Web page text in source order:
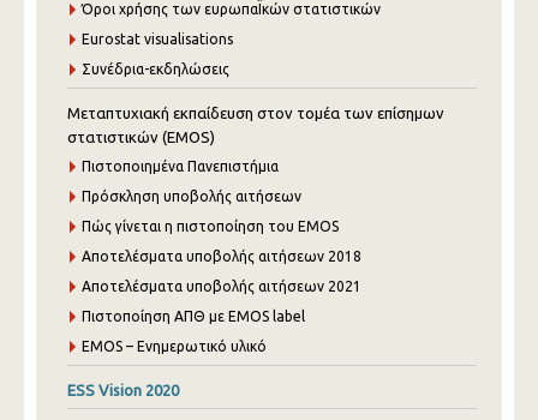
Όροι χρήσης των ευρωπαΪκών στατιστικών
Eurostat visualisations
Συνέδρια-εκδηλώσεις
Μεταπτυχιακή εκπαίδευση στον τομέα των επίσημων
στατιστικών (EMOS)
Πιστοποιημένα Πανεπιστήμια
Πρόσκληση υποβολής αιτήσεων
Πώς γίνεται η πιστοποίηση του EMOS
Αποτελέσματα υποβολής αιτήσεων 2018
Αποτελέσματα υποβολής αιτήσεων 2021
Πιστοποίηση ΑΠΘ με EMOS label
EMOS – Ενημερωτικό υλικό
ESS Vision 2020